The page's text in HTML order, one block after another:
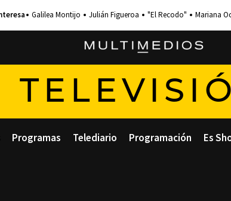
Galilea Montijo Julián Figueroa "El Recodo" Mariana
Programas Telediario Programación Es